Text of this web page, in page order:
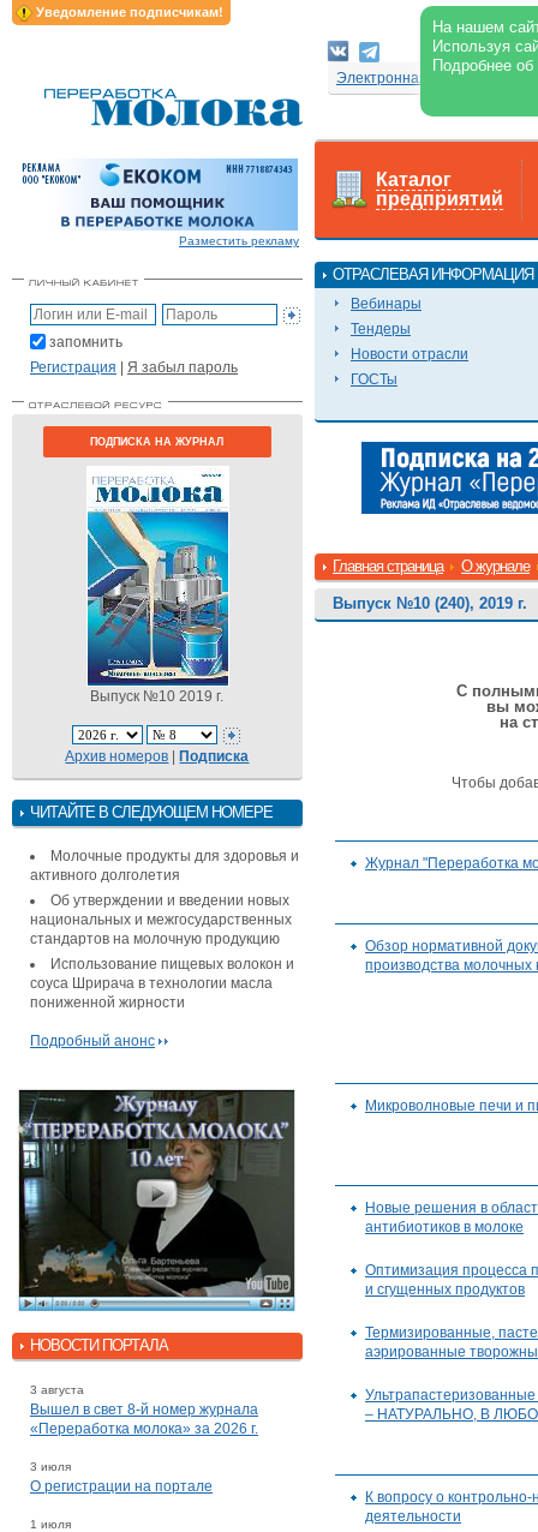
Уведомление подписчикам!
На нашем
Используя
Подробнее
Электронная версия
Разместить рекламу
запомнить
Регистрация | Я забыл пароль
ПОДПИСКА НА ЖУРНАЛ
Выпуск №10 2019 г.
Архив номеров |Подписка
ЧИТАЙТЕ В СЛЕДУЮЩЕМ НОМЕРЕ
Молочные продукты для здоровья и
активного долголетия
Об утверждении и введении новых
национальных и межгосударственных
стандартов на молочную продукцию
Использование пищевых волокон и
соуса Шрирача в технологии масла
пониженной жирности
Подробный анонс
НОВОСТИ ПОРТАЛА
3 августа
Вышел в свет 8-й номер журнала
«Переработка молока» за 2026 г.
3 июля
О регистрации на портале
1 июля
Каталог
предприятий
ОТРАСЛЕВАЯ ИНФОРМАЦИЯ
Вебинары
Тендеры
Новости отрасли
ГОСТы
Главная страница О журнале
Выпуск №10 (240), 2019 г.
С
вы
на
Чтобы
Журнал "Переработка
Обзор нормативной
производства молочных
Микроволновые печи и
Новые решения в
антибиотиков в молоке
Оптимизация процесса
и сгущенных продуктов
Термизированные,
аэрированные
– НАТУРАЛЬНО, В
К вопросу о
деятельности